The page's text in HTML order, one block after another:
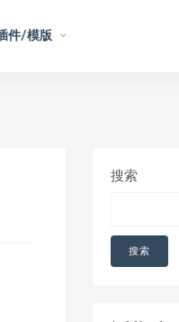
件/模版
搜索
搜索